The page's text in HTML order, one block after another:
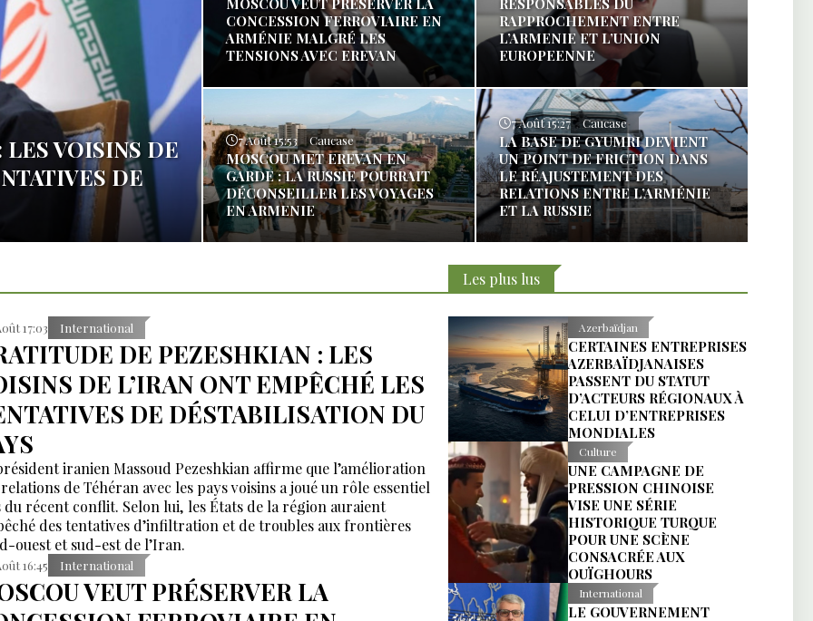
VOISINS DE
DE
CONCESSION FERROVIAIRE EN
ARMÉNIE MALGRÉ LES
TENSIONS AVEC EREVAN
RAPPROCHEMENT ENTRE
L’ARMENIE ET L’UNION
EUROPEENNE
7 Août 15:53 Caucase
MOSCOU MET EREVAN EN
GARDE : LA RUSSIE POURRAIT
DÉCONSEILLER LES VOYAGES
EN ARMENIE
7 Août 15:27 Caucase
LA BASE DE GYUMRI DEVIENT
UN POINT DE FRICTION DANS
LE RÉAJUSTEMENT DES
RELATIONS ENTRE L’ARMÉNIE
ET LA RUSSIE
17:03 International
DE PEZESHKIAN : LES
DE L’IRAN ONT EMPÊCHÉ LES
DE DÉSTABILISATION DU
iranien Massoud Pezeshkian affirme que l’amélioration
de Téhéran avec les pays voisins a joué un rôle essentiel
du récent conflit. Selon lui, les États de la région auraient
des tentatives d’infiltration et de troubles aux frontières
ouest et sud-est de l’Iran.
16:45 International
VEUT PRÉSERVER LA
Les plus lus
Azerbaïdjan
CERTAINES ENTREPRISES
AZERBAÏDJANAISES
PASSENT DU STATUT
D’ACTEURS RÉGIONAUX À
CELUI D’ENTREPRISES
MONDIALES
Culture
UNE CAMPAGNE DE
PRESSION CHINOISE
VISE UNE SÉRIE
HISTORIQUE TURQUE
POUR UNE SCÈNE
CONSACRÉE AUX
OUÏGHOURS
International
LE GOUVERNEMENT